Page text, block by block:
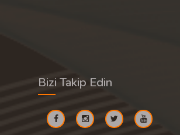
Bizi Takip Edin